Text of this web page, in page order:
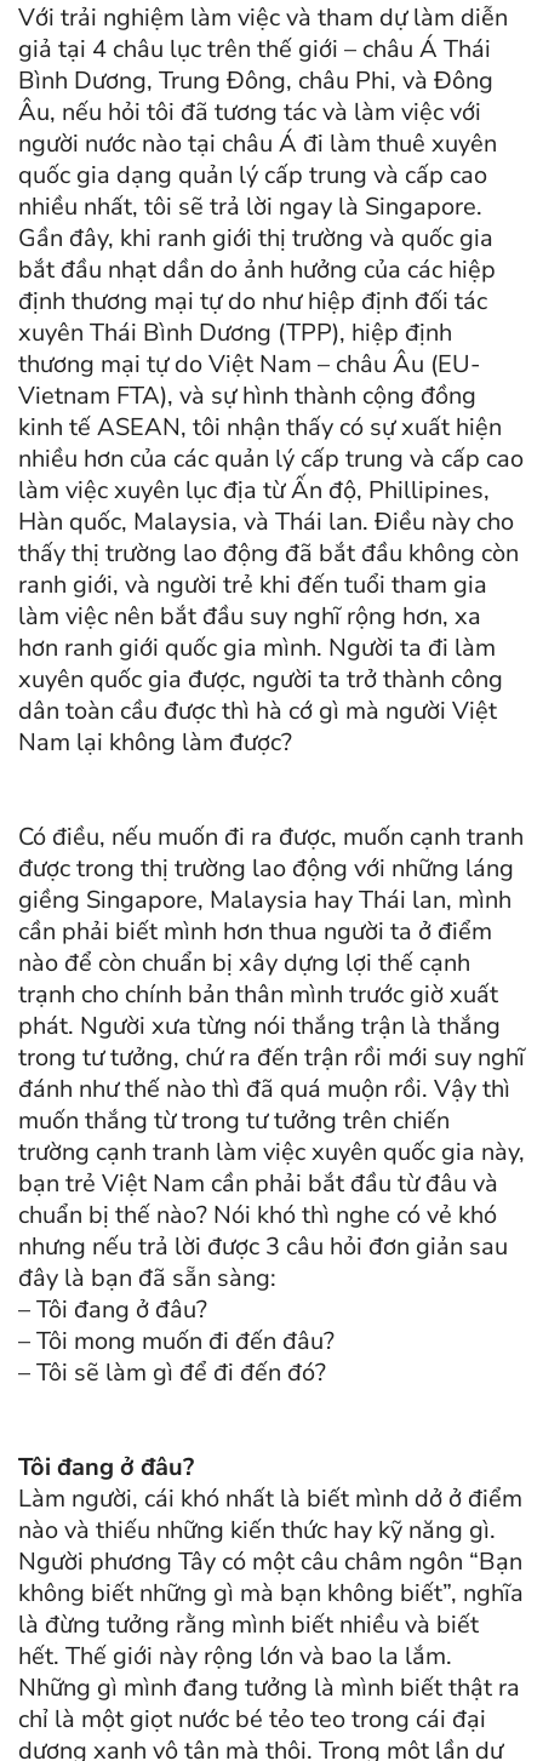
Với trải nghiệm làm việc và tham dự làm diễn
giả tại 4 châu lục trên thế giới – châu Á Thái
Bình Dương, Trung Đông, châu Phi, và Đông
Âu, nếu hỏi tôi đã tương tác và làm việc với
người nước nào tại châu Á đi làm thuê xuyên
quốc gia dạng quản lý cấp trung và cấp cao
nhiều nhất, tôi sẽ trả lời ngay là Singapore.
Gần đây, khi ranh giới thị trường và quốc gia
bắt đầu nhạt dần do ảnh hưởng của các hiệp
định thương mại tự do như hiệp định đối tác
xuyên Thái Bình Dương (TPP), hiệp định
thương mại tự do Việt Nam – châu Âu (EU-
Vietnam FTA), và sự hình thành cộng đồng
kinh tế ASEAN, tôi nhận thấy có sự xuất hiện
nhiều hơn của các quản lý cấp trung và cấp cao
làm việc xuyên lục địa từ Ấn độ, Phillipines,
Hàn quốc, Malaysia, và Thái lan. Điều này cho
thấy thị trường lao động đã bắt đầu không còn
ranh giới, và người trẻ khi đến tuổi tham gia
làm việc nên bắt đầu suy nghĩ rộng hơn, xa
hơn ranh giới quốc gia mình. Người ta đi làm
xuyên quốc gia được, người ta trở thành công
dân toàn cầu được thì hà cớ gì mà người Việt
Nam lại không làm được?
Có điều, nếu muốn đi ra được, muốn cạnh tranh
được trong thị trường lao động với những láng
giềng Singapore, Malaysia hay Thái lan, mình
cần phải biết mình hơn thua người ta ở điểm
nào để còn chuẩn bị xây dựng lợi thế cạnh
trạnh cho chính bản thân mình trước giờ xuất
phát. Người xưa từng nói thắng trận là thắng
trong tư tưởng, chứ ra đến trận rồi mới suy nghĩ
đánh như thế nào thì đã quá muộn rồi. Vậy thì
muốn thắng từ trong tư tưởng trên chiến
trường cạnh tranh làm việc xuyên quốc gia này,
bạn trẻ Việt Nam cần phải bắt đầu từ đâu và
chuẩn bị thế nào? Nói khó thì nghe có vẻ khó
nhưng nếu trả lời được 3 câu hỏi đơn giản sau
đây là bạn đã sẵn sàng:
– Tôi đang ở đâu?
– Tôi mong muốn đi đến đâu?
– Tôi sẽ làm gì để đi đến đó?
Tôi đang ở đâu?
Làm người, cái khó nhất là biết mình dở ở điểm
nào và thiếu những kiến thức hay kỹ năng gì.
Người phương Tây có một câu châm ngôn “Bạn
không biết những gì mà bạn không biết”, nghĩa
là đừng tưởng rằng mình biết nhiều và biết
hết. Thế giới này rộng lớn và bao la lắm.
Những gì mình đang tưởng là mình biết thật ra
chỉ là một giọt nước bé tẻo teo trong cái đại
dương xanh vô tận mà thôi. Trong một lần dự